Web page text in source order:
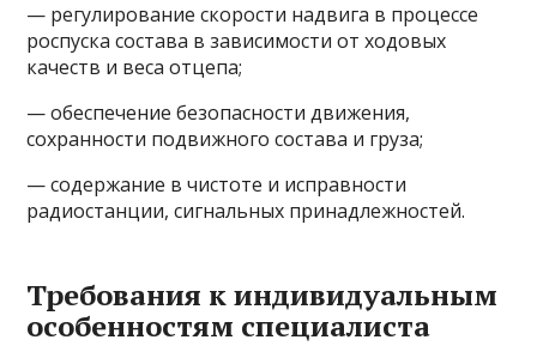
— регулирование скорости надвига в процессе
роспуска состава в зависимости от ходовых
качеств и веса отцепа;
— обеспечение безопасности движения,
сохранности подвижного состава и груза;
— содержание в чистоте и исправности
радиостанции, сигнальных принадлежностей.
Требования к индивидуальным
особенностям специалиста